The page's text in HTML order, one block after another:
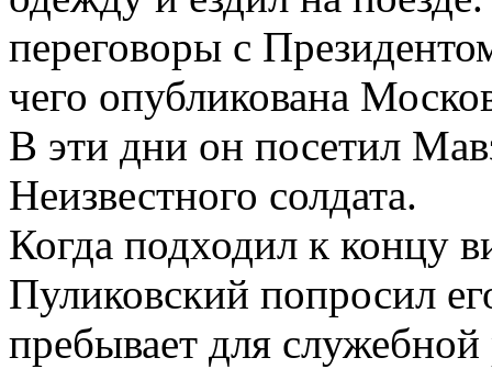
переговоры с
чего опубликована
В эти дни он посетил
Неизвестного солдата.
Когда подходил к концу
Пуликовский попросил
пребывает для